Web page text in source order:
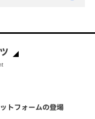
トフォームの登場